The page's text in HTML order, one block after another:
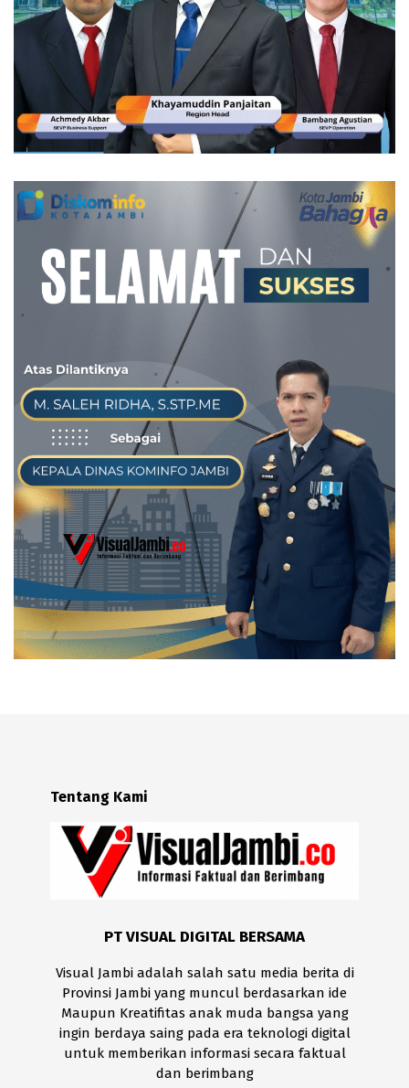
Tentang Kami
PT VISUAL DIGITAL BERSAMA
Visual Jambi adalah salah satu media berita di
Provinsi Jambi yang muncul berdasarkan ide
Maupun Kreatifitas anak muda bangsa yang
ingin berdaya saing pada era teknologi digital
untuk memberikan informasi secara faktual
dan berimbang